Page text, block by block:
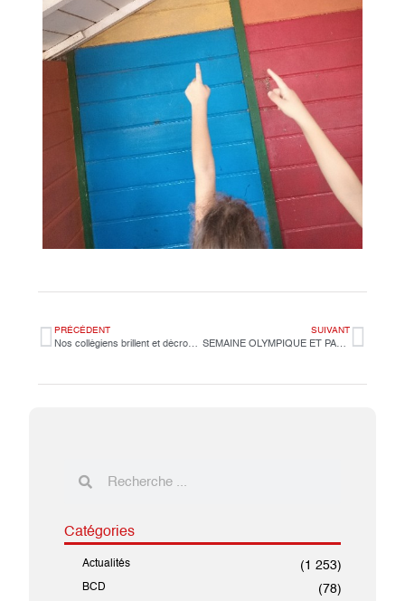
PRÉCÉDENT
Nos collégiens brillent et décrochent la 3ᵉ place !
SUIVANT
SEMAINE OLYMPIQUE ET PARALYMPIQUE
Catégories
Actualités (1 253)
BCD (78)